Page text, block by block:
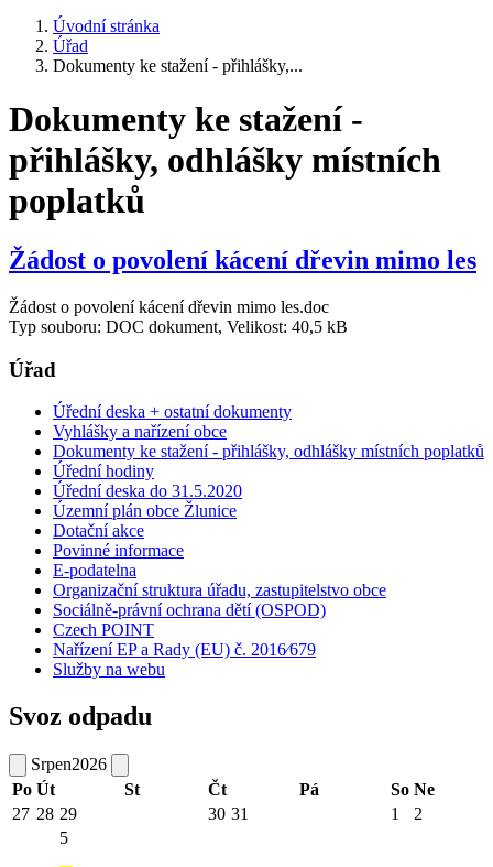
Úvodní stránka
Úřad
Dokumenty ke stažení - přihlášky,...
Dokumenty ke stažení -
přihlášky, odhlášky místních
poplatků
Žádost o povolení kácení dřevin mimo les
Žádost o povolení kácení dřevin mimo les.doc
Typ souboru: DOC dokument, Velikost: 40,5 kB
Úřad
Úřední deska + ostatní dokumenty
Vyhlášky a nařízení obce
Dokumenty ke stažení - přihlášky, odhlášky místních poplatků
Úřední hodiny
Úřední deska do 31.5.2020
Územní plán obce Žlunice
Dotační akce
Povinné informace
E-podatelna
Organizační struktura úřadu, zastupitelstvo obce
Sociálně-právní ochrana dětí (OSPOD)
Czech POINT
Nařízení EP a Rady (EU) č. 2016⁄679
Služby na webu
Svoz odpadu
Srpen2026
Po Út St Čt Pá So Ne
27 28 29 30 31 1
2
5